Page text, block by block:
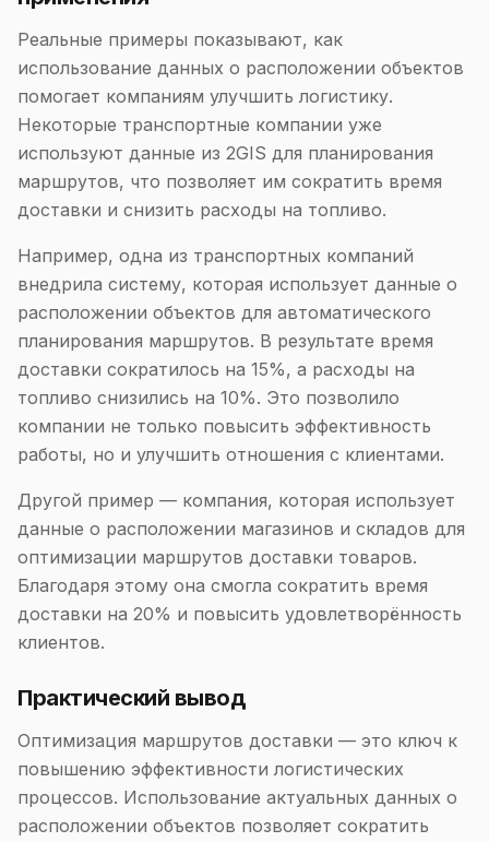
Реальные примеры показывают, как
использование данных о расположении объектов
помогает компаниям улучшить логистику.
Некоторые транспортные компании уже
используют данные из 2GIS для планирования
маршрутов, что позволяет им сократить время
доставки и снизить расходы на топливо.
Например, одна из транспортных компаний
внедрила систему, которая использует данные о
расположении объектов для автоматического
планирования маршрутов. В результате время
доставки сократилось на 15%, а расходы на
топливо снизились на 10%. Это позволило
компании не только повысить эффективность
работы, но и улучшить отношения с клиентами.
Другой пример — компания, которая использует
данные о расположении магазинов и складов для
оптимизации маршрутов доставки товаров.
Благодаря этому она смогла сократить время
доставки на 20% и повысить удовлетворённость
клиентов.
Практический вывод
Оптимизация маршрутов доставки — это ключ к
повышению эффективности логистических
процессов. Использование актуальных данных о
расположении объектов позволяет сократить